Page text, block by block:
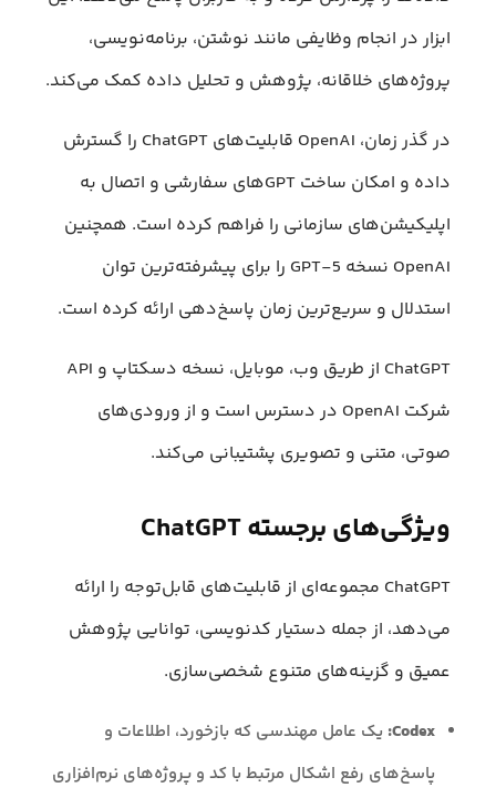
ابزار در انجام وظایفی مانند نوشتن، برنامه‌نویسی،
پروژه‌های خلاقانه، پژوهش و تحلیل داده کمک می‌کند.
در گذر زمان، OpenAI قابلیت‌های ChatGPT را گسترش
داده و امکان ساخت GPTهای سفارشی و اتصال به
اپلیکیشن‌های سازمانی را فراهم کرده است. همچنین
OpenAI نسخه GPT-5 را برای پیشرفته‌ترین توان
استدلال و سریع‌ترین زمان پاسخ‌دهی ارائه کرده است.
ChatGPT از طریق وب، موبایل، نسخه دسکتاپ و API
شرکت OpenAI در دسترس است و از ورودی‌های
صوتی، متنی و تصویری پشتیبانی می‌کند.
ویژگی‌های برجسته ChatGPT
ChatGPT مجموعه‌ای از قابلیت‌های قابل‌توجه را ارائه
می‌دهد، از جمله دستیار کدنویسی، توانایی پژوهش
عمیق و گزینه‌های متنوع شخصی‌سازی.
Codex: یک عامل مهندسی که بازخورد، اطلاعات و
پاسخ‌های رفع اشکال مرتبط با کد و پروژه‌های نرم‌افزاری